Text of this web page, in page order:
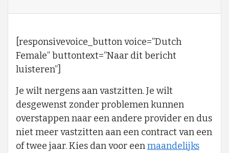
[responsivevoice_button voice=”Dutch
Female” buttontext=”Naar dit bericht
luisteren”]
Je wilt nergens aan vastzitten. Je wilt
desgewenst zonder problemen kunnen
overstappen naar een andere provider en dus
niet meer vastzitten aan een contract van een
of twee jaar. Kies dan voor eenmaandelijks